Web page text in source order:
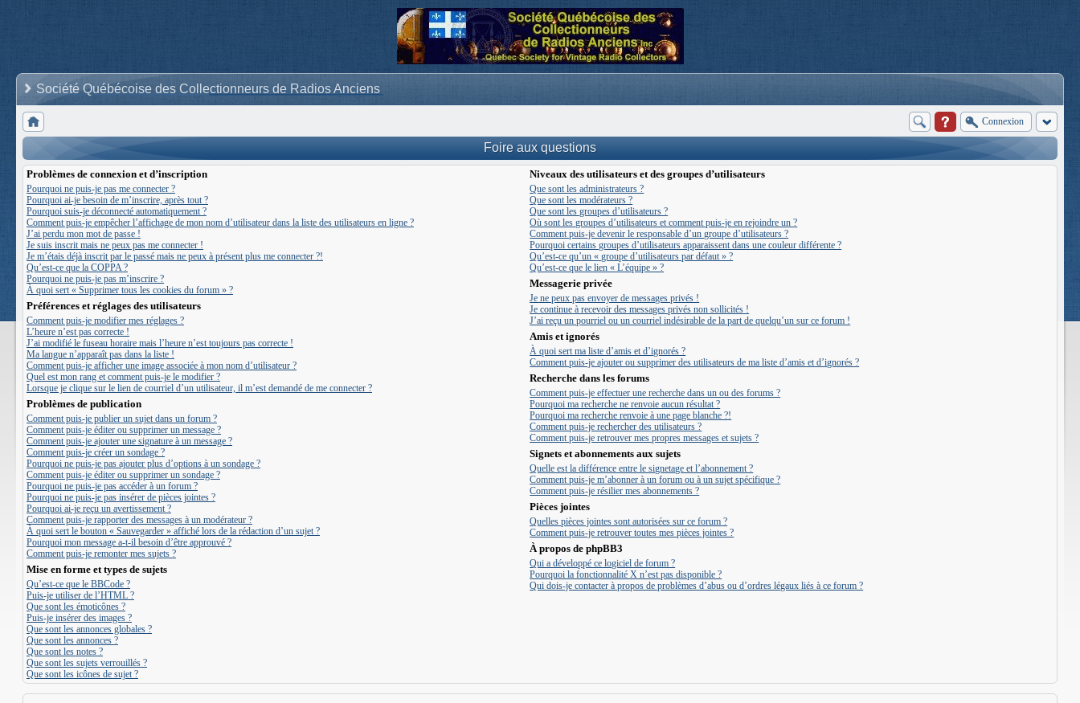
Société Québécoise des Collectionneurs de Radios Anciens
Connexion
Foire aux questions
Problèmes de connexion et d’inscription
Pourquoi ne puis-je pas me connecter ?
Pourquoi ai-je besoin de m’inscrire, après tout ?
Pourquoi suis-je déconnecté automatiquement ?
Comment puis-je empêcher l’affichage de mon nom d’utilisateur dans la liste des utilisateurs en ligne ?
J’ai perdu mon mot de passe !
Je suis inscrit mais ne peux pas me connecter !
Je m’étais déjà inscrit par le passé mais ne peux à présent plus me connecter ?!
Qu’est-ce que la COPPA ?
Pourquoi ne puis-je pas m’inscrire ?
À quoi sert « Supprimer tous les cookies du forum » ?
Préférences et réglages des utilisateurs
Comment puis-je modifier mes réglages ?
L’heure n’est pas correcte !
J’ai modifié le fuseau horaire mais l’heure n’est toujours pas correcte !
Ma langue n’apparaît pas dans la liste !
Comment puis-je afficher une image associée à mon nom d’utilisateur ?
Quel est mon rang et comment puis-je le modifier ?
Lorsque je clique sur le lien de courriel d’un utilisateur, il m’est demandé de me connecter ?
Problèmes de publication
Comment puis-je publier un sujet dans un forum ?
Comment puis-je éditer ou supprimer un message ?
Comment puis-je ajouter une signature à un message ?
Comment puis-je créer un sondage ?
Pourquoi ne puis-je pas ajouter plus d’options à un sondage ?
Comment puis-je éditer ou supprimer un sondage ?
Pourquoi ne puis-je pas accéder à un forum ?
Pourquoi ne puis-je pas insérer de pièces jointes ?
Pourquoi ai-je reçu un avertissement ?
Comment puis-je rapporter des messages à un modérateur ?
À quoi sert le bouton « Sauvegarder » affiché lors de la rédaction d’un sujet ?
Pourquoi mon message a-t-il besoin d’être approuvé ?
Comment puis-je remonter mes sujets ?
Mise en forme et types de sujets
Qu’est-ce que le BBCode ?
Puis-je utiliser de l’HTML ?
Que sont les émoticônes ?
Puis-je insérer des images ?
Que sont les annonces globales ?
Que sont les annonces ?
Que sont les notes ?
Que sont les sujets verrouillés ?
Que sont les icônes de sujet ?
Niveaux des utilisateurs et des groupes d’utilisateurs
Que sont les administrateurs ?
Que sont les modérateurs ?
Que sont les groupes d’utilisateurs ?
Où sont les groupes d’utilisateurs et comment puis-je en rejoindre un ?
Comment puis-je devenir le responsable d’un groupe d’utilisateurs ?
Pourquoi certains groupes d’utilisateurs apparaissent dans une couleur différente ?
Qu’est-ce qu’un « groupe d’utilisateurs par défaut » ?
Qu’est-ce que le lien « L’équipe » ?
Messagerie privée
Je ne peux pas envoyer de messages privés !
Je continue à recevoir des messages privés non sollicités !
J’ai reçu un pourriel ou un courriel indésirable de la part de quelqu’un sur ce forum !
Amis et ignorés
À quoi sert ma liste d’amis et d’ignorés ?
Comment puis-je ajouter ou supprimer des utilisateurs de ma liste d’amis et d’ignorés ?
Recherche dans les forums
Comment puis-je effectuer une recherche dans un ou des forums ?
Pourquoi ma recherche ne renvoie aucun résultat ?
Pourquoi ma recherche renvoie à une page blanche ?!
Comment puis-je rechercher des utilisateurs ?
Comment puis-je retrouver mes propres messages et sujets ?
Signets et abonnements aux sujets
Quelle est la différence entre le signetage et l’abonnement ?
Comment puis-je m’abonner à un forum ou à un sujet spécifique ?
Comment puis-je résilier mes abonnements ?
Pièces jointes
Quelles pièces jointes sont autorisées sur ce forum ?
Comment puis-je retrouver toutes mes pièces jointes ?
À propos de phpBB3
Qui a développé ce logiciel de forum ?
Pourquoi la fonctionnalité X n’est pas disponible ?
Qui dois-je contacter à propos de problèmes d’abus ou d’ordres légaux liés à ce forum ?